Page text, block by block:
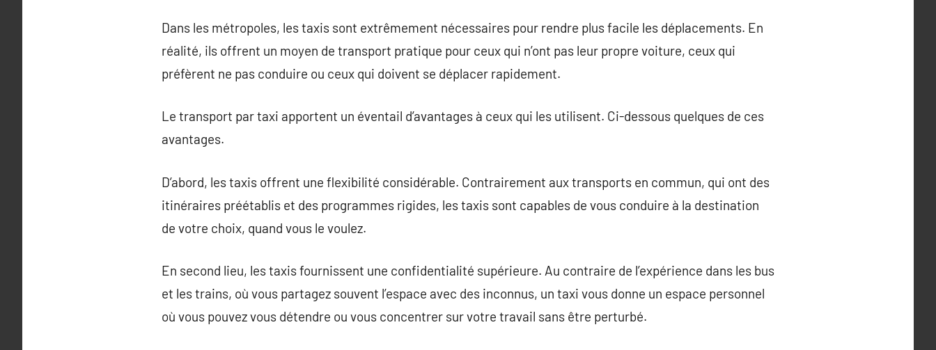
Dans les métropoles, les taxis sont extrêmement nécessaires pour rendre plus facile les déplacements. En
réalité, ils offrent un moyen de transport pratique pour ceux qui n’ont pas leur propre voiture, ceux qui
préfèrent ne pas conduire ou ceux qui doivent se déplacer rapidement.
Le transport par taxi apportent un éventail d’avantages à ceux qui les utilisent. Ci-dessous quelques de ces
avantages.
D’abord, les taxis offrent une flexibilité considérable. Contrairement aux transports en commun, qui ont des
itinéraires préétablis et des programmes rigides, les taxis sont capables de vous conduire à la destination
de votre choix, quand vous le voulez.
En second lieu, les taxis fournissent une confidentialité supérieure. Au contraire de l’expérience dans les bus
et les trains, où vous partagez souvent l’espace avec des inconnus, un taxi vous donne un espace personnel
où vous pouvez vous détendre ou vous concentrer sur votre travail sans être perturbé.